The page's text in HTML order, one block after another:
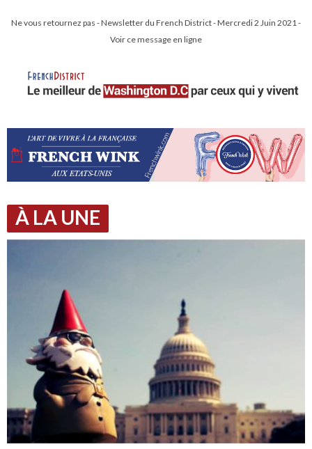
Ne vous retournez pas - Newsletter du French District - Mercredi 2 Juin 2021 -
Voir ce message en ligne
À LA UNE